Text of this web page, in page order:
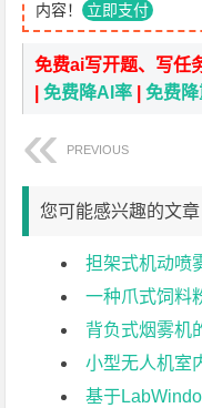
内容！ 立即支付
免费ai写开题、写任
|免费降AI率 |免费
PREVIOUS
您可能感兴趣的文章
担架式机动喷
一种爪式饲料
背负式烟雾机
小型无人机室
基于LabWindows/CVI